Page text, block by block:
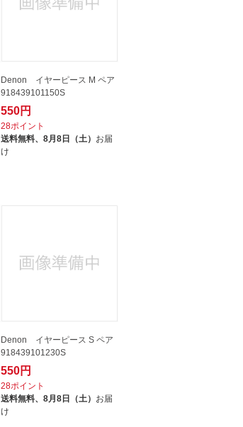
Denon イヤーピース M ペア
918439101150S
550円
28ポイント
送料無料、 8月8日（土） お届
け
Denon イヤーピース S ペア
918439101230S
550円
28ポイント
送料無料、 8月8日（土） お届
け